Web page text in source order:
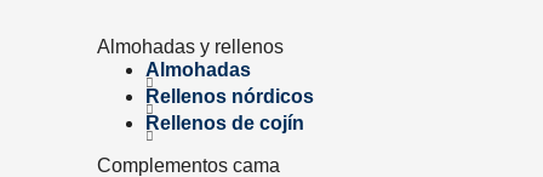
Almohadas y rellenos
Almohadas
Rellenos nórdicos
Rellenos de cojín
Complementos cama